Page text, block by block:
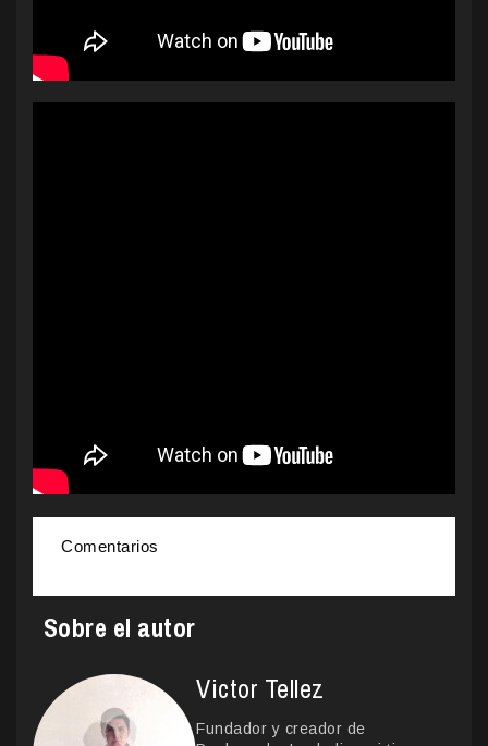
Comentarios
Sobre el autor
Victor Tellez
Fundador y creador de